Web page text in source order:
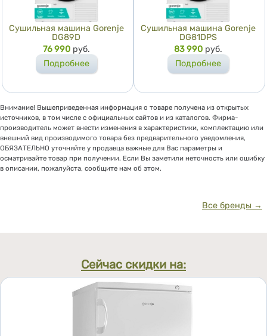
Сушильная машина Gorenje
DG89D
Цена
76 990 руб.
Подробнее
Сушильная машина Gorenje
DG81DPS
Цена
83 990 руб.
Подробнее
Внимание! Вышеприведенная информация о товаре получена из открытых
источников, в том числе с официальных сайтов и из каталогов. Фирма-
производитель может внести изменения в характеристики, комплектацию или
внешний вид производимого товара без предварительного уведомления,
ОБЯЗАТЕЛЬНО уточняйте у продавца важные для Вас параметры и
осматривайте товар при получении. Если Вы заметили неточность или ошибку
в описании, пожалуйста, сообщите нам об этом.
Все бренды →
Сейчас скидки на: